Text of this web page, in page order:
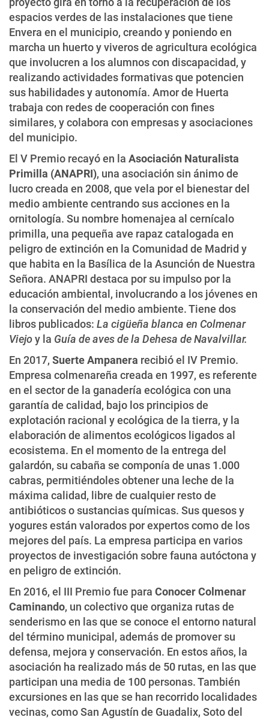
espacios verdes de las instalaciones que tiene
Envera en el municipio, creando y poniendo en
marcha un huerto y viveros de agricultura ecológica
que involucren a los alumnos con discapacidad, y
realizando actividades formativas que potencien
sus habilidades y autonomía. Amor de Huerta
trabaja con redes de cooperación con fines
similares, y colabora con empresas y asociaciones
del municipio.
El V Premio recayó en la Asociación Naturalista
Primilla (ANAPRI), una asociación sin ánimo de
lucro creada en 2008, que vela por el bienestar del
medio ambiente centrando sus acciones en la
ornitología. Su nombre homenajea al cernícalo
primilla, una pequeña ave rapaz catalogada en
peligro de extinción en la Comunidad de Madrid y
que habita en la Basílica de la Asunción de Nuestra
Señora. ANAPRI destaca por su impulso por la
educación ambiental, involucrando a los jóvenes en
la conservación del medio ambiente. Tiene dos
libros publicados: La cigüeña blanca en Colmenar
Viejoy la Guía de aves de la Dehesa de Navalvillar.
En 2017, Suerte Ampanera recibió el IV Premio.
Empresa colmenareña creada en 1997, es referente
en el sector de la ganadería ecológica con una
garantía de calidad, bajo los principios de
explotación racional y ecológica de la tierra, y la
elaboración de alimentos ecológicos ligados al
ecosistema. En el momento de la entrega del
galardón, su cabaña se componía de unas 1.000
cabras, permitiéndoles obtener una leche de la
máxima calidad, libre de cualquier resto de
antibióticos o sustancias químicas. Sus quesos y
yogures están valorados por expertos como de los
mejores del país. La empresa participa en varios
proyectos de investigación sobre fauna autóctona y
en peligro de extinción.
En 2016, el III Premio fue para Conocer Colmenar
Caminando, un colectivo que organiza rutas de
senderismo en las que se conoce el entorno natural
del término municipal, además de promover su
defensa, mejora y conservación. En estos años, la
asociación ha realizado más de 50 rutas, en las que
participan una media de 100 personas. También
excursiones en las que se han recorrido localidades
vecinas, como San Agustín de Guadalix, Soto del